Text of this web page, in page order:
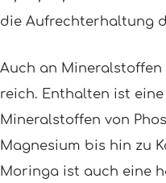
die Aufrechterhaltung
Auch an
reich. Enthalten ist
Mineralstoffen von
Magnesium bis hin zu
Moringa ist auch eine